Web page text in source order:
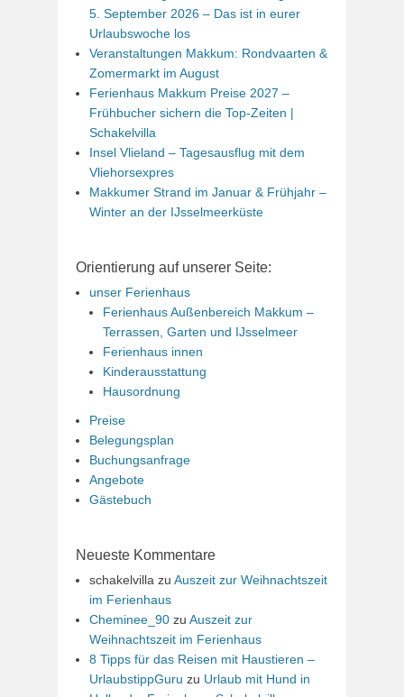
5. September 2026 – Das ist in eurer
Urlaubswoche los
Veranstaltungen Makkum: Rondvaarten &
Zomermarkt im August
Ferienhaus Makkum Preise 2027 –
Frühbucher sichern die Top-Zeiten |
Schakelvilla
Insel Vlieland – Tagesausflug mit dem
Vliehorsexpres
Makkumer Strand im Januar & Frühjahr –
Winter an der IJsselmeerküste
Orientierung auf unserer Seite:
unser Ferienhaus
Ferienhaus Außenbereich Makkum –
Terrassen, Garten und IJsselmeer
Ferienhaus innen
Kinderausstattung
Hausordnung
Preise
Belegungsplan
Buchungsanfrage
Angebote
Gästebuch
Neueste Kommentare
schakelvilla zu Auszeit zur Weihnachtszeit
im Ferienhaus
Cheminee_90 zu Auszeit zur
Weihnachtszeit im Ferienhaus
8 Tipps für das Reisen mit Haustieren –
UrlaubstippGuru zu Urlaub mit Hund in